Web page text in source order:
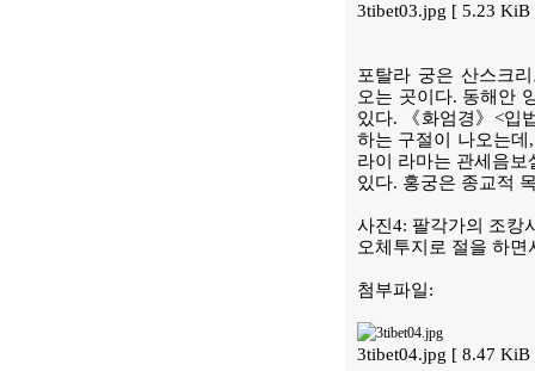
3tibet03.jpg [ 5.23
포탈라 궁은 산스크
오는 곳이다. 동해안
있다. 《화엄경》<입
하는 구절이 나오는
라이 라마는 관세음
있다. 홍궁은 종교적
사진4: 팔각가의 조캉
오체투지로 절을 하
첨부파일:
3tibet04.jpg [ 8.47